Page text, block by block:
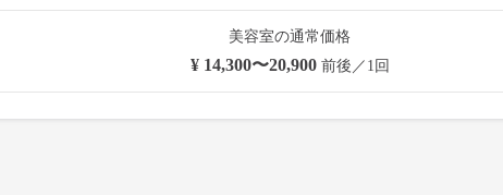
美容室の通常価格
¥ 14,300〜20,900前後／1回